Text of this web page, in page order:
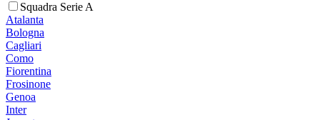
Squadra Serie A
Atalanta
Bologna
Cagliari
Como
Fiorentina
Frosinone
Genoa
Inter